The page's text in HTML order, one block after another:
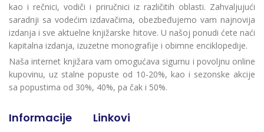
kao i rečnici, vodiči i priručnici iz različitih oblasti. Zahvaljujući
saradnji sa vodećim izdavačima, obezbeđujemo vam najnovija
izdanja i sve aktuelne knjižarske hitove. U našoj ponudi ćete naći
kapitalna izdanja, izuzetne monografije i obimne enciklopedije.
Naša internet knjižara vam omogućava sigurnu i povoljnu online
kupovinu, uz stalne popuste od 10-20%, kao i sezonske akcije
sa popustima od 30%, 40%, pa čak i 50%.
Informacije Linkovi